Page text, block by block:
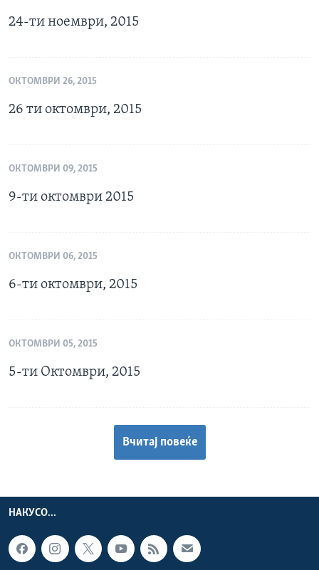
24-ти ноември, 2015
ОКТОМВРИ 26, 2015
26 ти октомври, 2015
ОКТОМВРИ 09, 2015
9-ти октомври 2015
ОКТОМВРИ 06, 2015
6-ти октомври, 2015
ОКТОМВРИ 05, 2015
5-ти Октомври, 2015
Вчитај повеќе
НАКУСО...